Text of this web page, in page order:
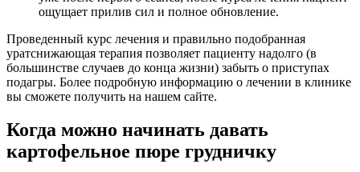
ощущает прилив сил и полное обновление.
Проведенный курс лечения и правильно подобранная
уратснижающая терапия позволяет пациенту надолго (в
большинстве случаев до конца жизни) забыть о приступах
подагры. Более подробную информацию о лечении в клинике
вы сможете получить на нашем сайте.
Когда можно начинать давать
картофельное пюре грудничку